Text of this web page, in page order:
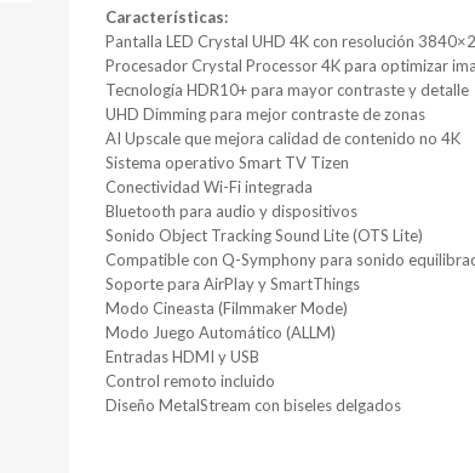
Características:
Pantalla LED Crystal UHD 4K con resolución
Procesador Crystal Processor 4K para optimizar
Tecnología HDR10+ para mayor contraste y detalle
UHD Dimming para mejor contraste de zonas
AI Upscale que mejora calidad de contenido no 4K
Sistema operativo Smart TV Tizen
Conectividad Wi-Fi integrada
Bluetooth para audio y dispositivos
Sonido Object Tracking Sound Lite (OTS Lite)
Compatible con Q-Symphony para sonido
Soporte para AirPlay y SmartThings
Modo Cineasta (Filmmaker Mode)
Modo Juego Automático (ALLM)
Entradas HDMI y USB
Control remoto incluido
Diseño MetalStream con biseles delgados